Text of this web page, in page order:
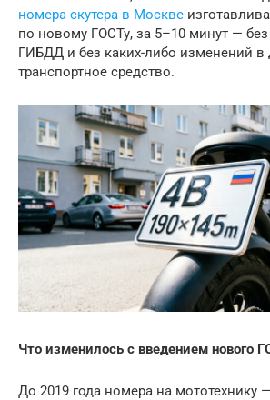
номера скутера в Москве
по новому ГОСТу, за 5–10 минут —
ГИБДД и без каких-либо изменений в
транспортное средство.
Что изменилось с введением нового
До 2019 года номера на мототехнику